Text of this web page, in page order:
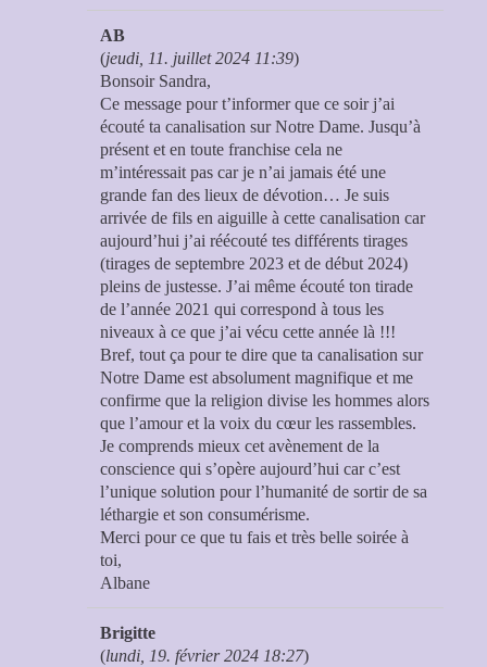
AB
(jeudi, 11. juillet 2024 11:39)
Bonsoir Sandra,
Ce message pour t’informer que ce soir j’ai
écouté ta canalisation sur Notre Dame. Jusqu’à
présent et en toute franchise cela ne
m’intéressait pas car je n’ai jamais été une
grande fan des lieux de dévotion… Je suis
arrivée de fils en aiguille à cette canalisation car
aujourd’hui j’ai réécouté tes différents tirages
(tirages de septembre 2023 et de début 2024)
pleins de justesse. J’ai même écouté ton tirade
de l’année 2021 qui correspond à tous les
niveaux à ce que j’ai vécu cette année là !!!
Bref, tout ça pour te dire que ta canalisation sur
Notre Dame est absolument magnifique et me
confirme que la religion divise les hommes alors
que l’amour et la voix du cœur les rassembles.
Je comprends mieux cet avènement de la
conscience qui s’opère aujourd’hui car c’est
l’unique solution pour l’humanité de sortir de sa
léthargie et son consumérisme.
Merci pour ce que tu fais et très belle soirée à
toi,
Albane
Brigitte
(lundi, 19. février 2024 18:27)